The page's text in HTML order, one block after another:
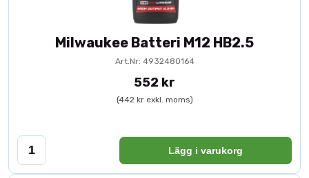
Milwaukee Batteri M12 HB2.5
Art.Nr: 4932480164
552 kr
(442 kr exkl. moms)
Lägg i varukorg